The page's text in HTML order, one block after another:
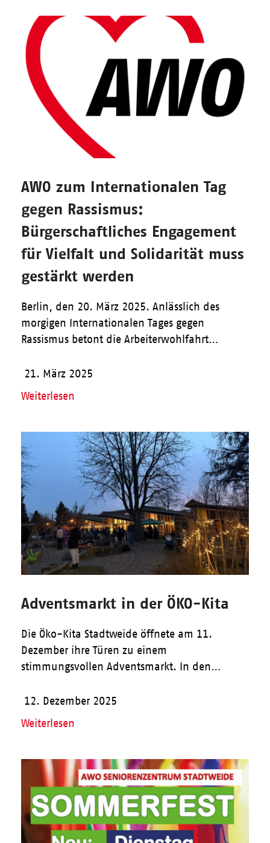
AWO zum Internationalen Tag
gegen Rassismus:
Bürgerschaftliches Engagement
für Vielfalt und Solidarität muss
gestärkt werden
Berlin, den 20. März 2025. Anlässlich des
morgigen Internationalen Tages gegen
Rassismus betont die Arbeiterwohlfahrt…
21. März 2025
Weiterlesen
Adventsmarkt in der ÖKO-Kita
Die Öko-Kita Stadtweide öffnete am 11.
Dezember ihre Türen zu einem
stimmungsvollen Adventsmarkt. In den…
12. Dezember 2025
Weiterlesen